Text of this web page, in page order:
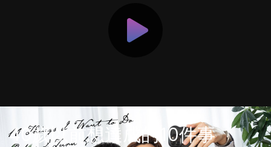
40歲以前想達成的10件事